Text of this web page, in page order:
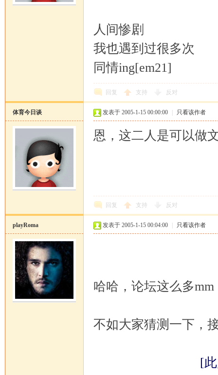
人间惨剧
我也遇到过很多次
同情ing[em21]
回复 支持 反对
体育今日谈 发表于 2005-1-15 00:00:00 只看该作者
恩，这二人是可以做
回复 支持 反对
playRoma 发表于 2005-1-15 00:04:00 只看该作者
哈哈，论坛这么多
不如大家猜测一下，
[